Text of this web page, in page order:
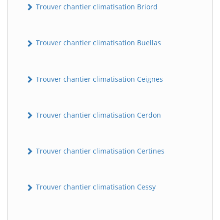
Trouver chantier climatisation Briord
Trouver chantier climatisation Buellas
Trouver chantier climatisation Ceignes
Trouver chantier climatisation Cerdon
Trouver chantier climatisation Certines
Trouver chantier climatisation Cessy